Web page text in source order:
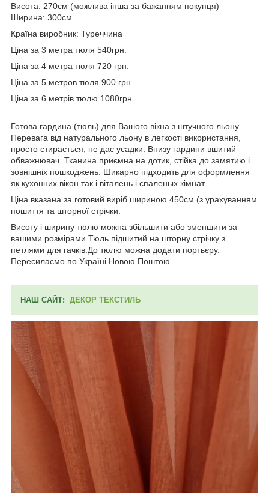
Висота: 270см (можлива інша за бажанням покупця)
Ширина: 300см
Країна виробник: Туреччина
Ціна за 3 метра тюля 540грн.
Ціна за 4 метра тюля 720 грн.
Ціна за 5 метров тюля 900 грн.
Ціна за 6 метрів тюлю 1080грн.
Готова гардина (тюль) для Вашого вікна з штучного льону.
Перевага від натурального льону в легкості використання,
просто стирається, не дає усадки. Внизу гардини вшитий
обважнювач. Тканина приємна на дотик, стійка до замятию і
зовнішніх пошкоджень. Шикарно підходить для оформлення
як кухонних вікон так і віталень і спаленых кімнат.
Ціна вказана за готовий виріб шириною 450см (з урахуванням
пошиття та шторної стрічки.
Висоту і ширину тюлю можна збільшити або зменшити за
вашими розмірами.Тюль підшитий на шторну стрічку з
петлями для гачків.До тюлю можна додати портьєру.
Пересилаємо по Україні Новою Поштою.
НАШ САЙТ: ДЕКОР ТЕКСТИЛЬ